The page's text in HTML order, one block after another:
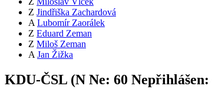
Z Jindřiška Zachardová
A Lubomír Zaorálek
Z Eduard Zeman
Z Miloš Zeman
A Jan Žižka
KDU-ČSL (N Ne: 60 Nepřihlášen: